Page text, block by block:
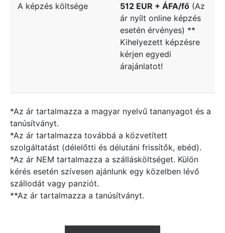
A képzés költsége 512 EUR + ÁFA/fő (Az
ár nyílt online képzés
esetén érvényes) **
Kihelyezett képzésre
kérjen egyedi
árajánlatot!
*Az ár tartalmazza a magyar nyelvű tananyagot és a
tanúsítványt.
*Az ár tartalmazza továbbá a közvetített
szolgáltatást (délelőtti és délutáni frissítők, ebéd).
*Az ár NEM tartalmazza a szállásköltséget. Külön
kérés esetén szívesen ajánlunk egy közelben lévő
szállodát vagy panziót.
**Az ár tartalmazza a tanúsítványt.